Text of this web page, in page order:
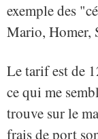
exemple des
Mario, Homer,
Le tarif est de
ce qui me
trouve sur le
frais de port